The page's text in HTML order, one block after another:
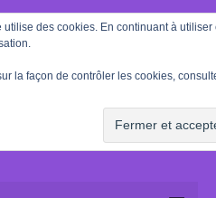
des cookies. En continuant à utiliser
la façon de contrôler les cookies,